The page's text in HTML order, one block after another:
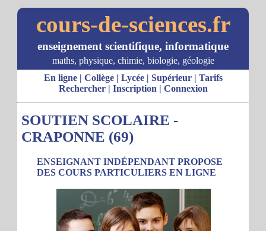
cours-de-sciences.fr
enseignement scientifique, informatique
maths, physique, chimie, biologie, géologie
En ligne| Collège| Lycée| Supérieur| Tarifs
Rechercher| Inscription | Connexion
SOUTIEN SCOLAIRE -
CRAPONNE (69)
ENSEIGNANT INDÉPENDANT PROPOSE
DES COURS PARTICULIERS EN LIGNE